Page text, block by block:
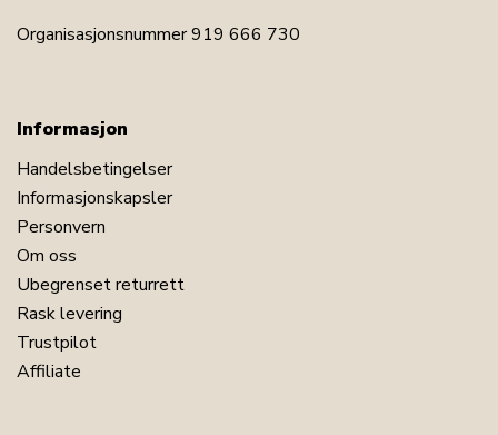
Organisasjonsnummer 919 666 730
Informasjon
Handelsbetingelser
Informasjonskapsler
Personvern
Om oss
Ubegrenset returrett
Rask levering
Trustpilot
Affiliate